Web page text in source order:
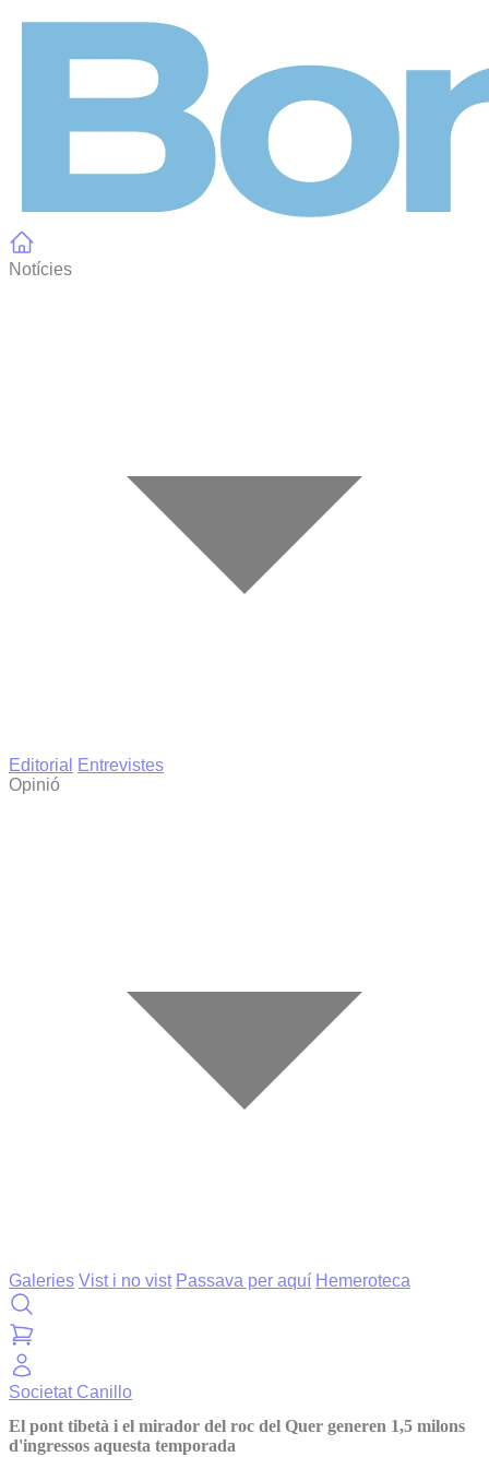
Notícies
Editorial
Entrevistes
Opinió
Galeries Vist i no vist Passava per aquí Hemeroteca
Societat Canillo
El pont tibetà i el mirador del roc del Quer generen 1,5 milons
d'ingressos aquesta temporada